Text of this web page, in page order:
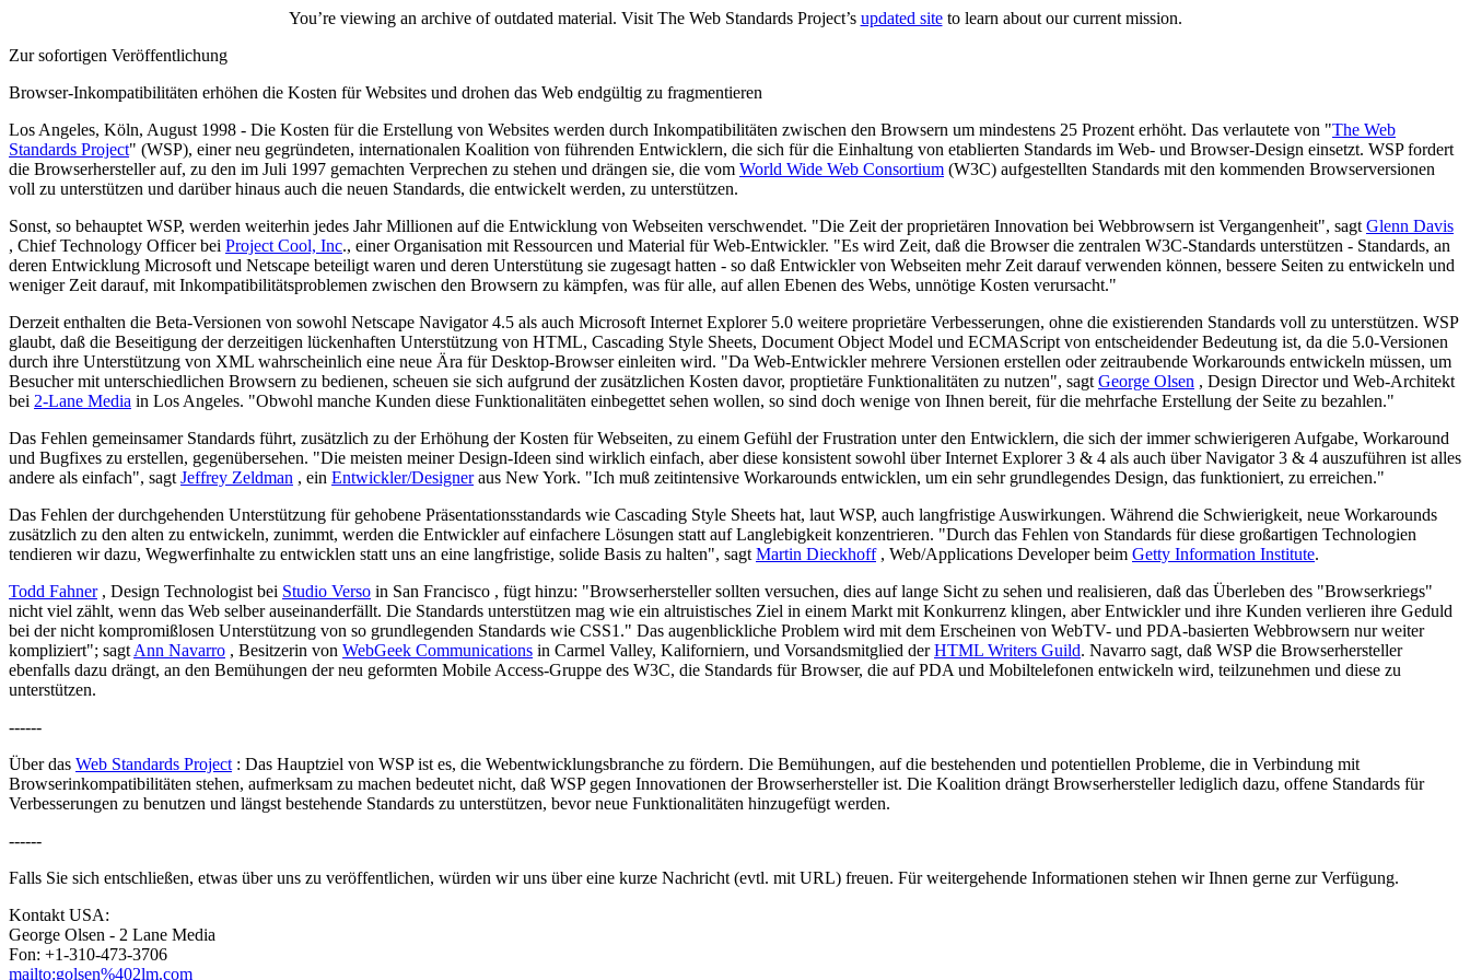
You’re viewing an archive of outdated material. Visit The Web Standards Project’s updated siteto learn about our current mission.
Zur sofortigen Veröffentlichung
Browser-Inkompatibilitäten erhöhen die Kosten für Websites und drohen das Web endgültig zu fragmentieren
Los Angeles, Köln, August 1998 - Die Kosten für die Erstellung von Websites werden durch Inkompatibilitäten zwischen den Browsern um mindestens 25 Prozent erhöht. Das verlautete von "The Web
Standards Project" (WSP), einer neu gegründeten, internationalen Koalition von führenden Entwicklern, die sich für die Einhaltung von etablierten Standards im Web- und Browser-Design einsetzt. WSP fordert
die Browserhersteller auf, zu den im Juli 1997 gemachten Verprechen zu stehen und drängen sie, die vom World Wide Web Consortium (W3C) aufgestellten Standards mit den kommenden Browserversionen
voll zu unterstützen und darüber hinaus auch die neuen Standards, die entwickelt werden, zu unterstützen.
Sonst, so behauptet WSP, werden weiterhin jedes Jahr Millionen auf die Entwicklung von Webseiten verschwendet. "Die Zeit der proprietären Innovation bei Webbrowsern ist Vergangenheit", sagt Glenn Davis
, Chief Technology Officer bei Project Cool, Inc., einer Organisation mit Ressourcen und Material für Web-Entwickler. "Es wird Zeit, daß die Browser die zentralen W3C-Standards unterstützen - Standards, an
deren Entwicklung Microsoft und Netscape beteiligt waren und deren Unterstütung sie zugesagt hatten - so daß Entwickler von Webseiten mehr Zeit darauf verwenden können, bessere Seiten zu entwickeln und
weniger Zeit darauf, mit Inkompatibilitätsproblemen zwischen den Browsern zu kämpfen, was für alle, auf allen Ebenen des Webs, unnötige Kosten verursacht."
Derzeit enthalten die Beta-Versionen von sowohl Netscape Navigator 4.5 als auch Microsoft Internet Explorer 5.0 weitere proprietäre Verbesserungen, ohne die existierenden Standards voll zu unterstützen. WSP
glaubt, daß die Beseitigung der derzeitigen lückenhaften Unterstützung von HTML, Cascading Style Sheets, Document Object Model und ECMAScript von entscheidender Bedeutung ist, da die 5.0-Versionen
durch ihre Unterstützung von XML wahrscheinlich eine neue Ära für Desktop-Browser einleiten wird. "Da Web-Entwickler mehrere Versionen erstellen oder zeitraubende Workarounds entwickeln müssen, um
Besucher mit unterschiedlichen Browsern zu bedienen, scheuen sie sich aufgrund der zusätzlichen Kosten davor, proptietäre Funktionalitäten zu nutzen", sagt George Olsen , Design Director und Web-Architekt
bei 2-Lane Media in Los Angeles. "Obwohl manche Kunden diese Funktionalitäten einbegettet sehen wollen, so sind doch wenige von Ihnen bereit, für die mehrfache Erstellung der Seite zu bezahlen."
Das Fehlen gemeinsamer Standards führt, zusätzlich zu der Erhöhung der Kosten für Webseiten, zu einem Gefühl der Frustration unter den Entwicklern, die sich der immer schwierigeren Aufgabe, Workaround
und Bugfixes zu erstellen, gegenübersehen. "Die meisten meiner Design-Ideen sind wirklich einfach, aber diese konsistent sowohl über Internet Explorer 3 & 4 als auch über Navigator 3 & 4 auszuführen ist alles
andere als einfach", sagt Jeffrey Zeldman , ein Entwickler/Designeraus New York. "Ich muß zeitintensive Workarounds entwicklen, um ein sehr grundlegendes Design, das funktioniert, zu erreichen."
Das Fehlen der durchgehenden Unterstützung für gehobene Präsentationsstandards wie Cascading Style Sheets hat, laut WSP, auch langfristige Auswirkungen. Während die Schwierigkeit, neue Workarounds
zusätzlich zu den alten zu entwickeln, zunimmt, werden die Entwickler auf einfachere Lösungen statt auf Langlebigkeit konzentrieren. "Durch das Fehlen von Standards für diese großartigen Technologien
tendieren wir dazu, Wegwerfinhalte zu entwicklen statt uns an eine langfristige, solide Basis zu halten", sagt Martin Dieckhoff, Web/Applications Developer beim Getty Information Institute.
Todd Fahner, Design Technologist bei Studio Verso in San Francisco , fügt hinzu: "Browserhersteller sollten versuchen, dies auf lange Sicht zu sehen und realisieren, daß das Überleben des "Browserkriegs"
nicht viel zählt, wenn das Web selber auseinanderfällt. Die Standards unterstützen mag wie ein altruistisches Ziel in einem Markt mit Konkurrenz klingen, aber Entwickler und ihre Kunden verlieren ihre Geduld
bei der nicht kompromißlosen Unterstützung von so grundlegenden Standards wie CSS1." Das augenblickliche Problem wird mit dem Erscheinen von WebTV- und PDA-basierten Webbrowsern nur weiter
kompliziert"; sagt Ann Navarro , Besitzerin von WebGeek Communications in Carmel Valley, Kaliforniern, und Vorsandsmitglied derHTML Writers Guild. Navarro sagt, daß WSP die Browserhersteller
ebenfalls dazu drängt, an den Bemühungen der neu geformten Mobile Access-Gruppe des W3C, die Standards für Browser, die auf PDA und Mobiltelefonen entwickeln wird, teilzunehmen und diese zu
unterstützen.
------
Über das Web Standards Project : Das Hauptziel von WSP ist es, die Webentwicklungsbranche zu fördern. Die Bemühungen, auf die bestehenden und potentiellen Probleme, die in Verbindung mit
Browserinkompatibilitäten stehen, aufmerksam zu machen bedeutet nicht, daß WSP gegen Innovationen der Browserhersteller ist. Die Koalition drängt Browserhersteller lediglich dazu, offene Standards für
Verbesserungen zu benutzen und längst bestehende Standards zu unterstützen, bevor neue Funktionalitäten hinzugefügt werden.
------
Falls Sie sich entschließen, etwas über uns zu veröffentlichen, würden wir uns über eine kurze Nachricht (evtl. mit URL) freuen. Für weitergehende Informationen stehen wir Ihnen gerne zur Verfügung.
Kontakt USA:
George Olsen - 2 Lane Media
Fon: +1-310-473-3706
mailto:golsen%402lm.com